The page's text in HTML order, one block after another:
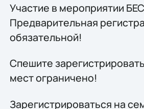
Участие в мероприятии
Предварительная
обязательной!
Спешите
мест ограничено!
Зарегистрироваться на